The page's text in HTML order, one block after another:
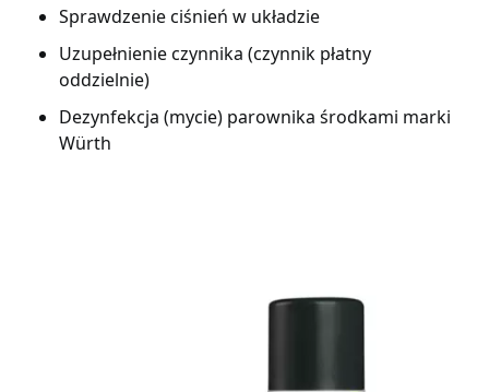
Sprawdzenie ciśnień w układzie
Uzupełnienie czynnika (czynnik płatny
oddzielnie)
Dezynfekcja (mycie) parownika środkami marki
Würth